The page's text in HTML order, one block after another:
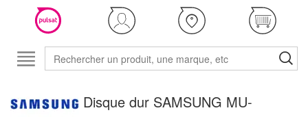
Disque dur SAMSUNG MU-